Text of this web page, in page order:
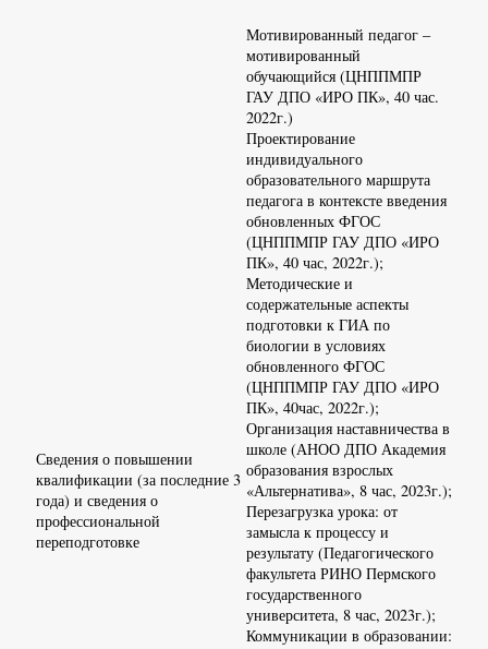
Сведения о повышении
квалификации (за последние 3
года) и сведения о
профессиональной
переподготовке
Мотивированный педагог –
мотивированный
обучающийся (ЦНППМПР
ГАУ ДПО «ИРО ПК», 40 час.
2022г.)
Проектирование
индивидуального
образовательного маршрута
педагога в контексте введения
обновленных ФГОС
(ЦНППМПР ГАУ ДПО «ИРО
ПК», 40 час, 2022г.);
Методические и
содержательные аспекты
подготовки к ГИА по
биологии в условиях
обновленного ФГОС
(ЦНППМПР ГАУ ДПО «ИРО
ПК», 40час, 2022г.);
Организация наставничества в
школе (АНОО ДПО Академия
образования взрослых
«Альтернатива», 8 час, 2023г.);
Перезагрузка урока: от
замысла к процессу и
результату (Педагогического
факультета РИНО Пермского
государственного
университета, 8 час, 2023г.);
Коммуникации в образовании: